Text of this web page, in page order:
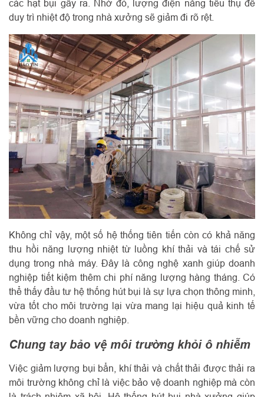
các hạt bụi gây ra. Nhờ đó, lượng điện năng tiêu thụ để
duy trì nhiệt độ trong nhà xưởng sẽ giảm đi rõ rệt.
Không chỉ vậy, một số hệ thống tiên tiến còn có khả năng
thu hồi năng lượng nhiệt từ luồng khí thải và tái chế sử
dụng trong nhà máy. Đây là công nghệ xanh giúp doanh
nghiệp tiết kiệm thêm chi phí năng lượng hàng tháng. Có
thể thấy đầu tư hệ thống hút bụi là sự lựa chọn thông minh,
vừa tốt cho môi trường lại vừa mang lại hiệu quả kinh tế
bền vững cho doanh nghiệp.
Chung tay bảo vệ môi trường khỏi ô nhiễm
Việc giảm lượng bụi bẩn, khí thải và chất thải được thải ra
môi trường không chỉ là việc bảo vệ doanh nghiệp mà còn